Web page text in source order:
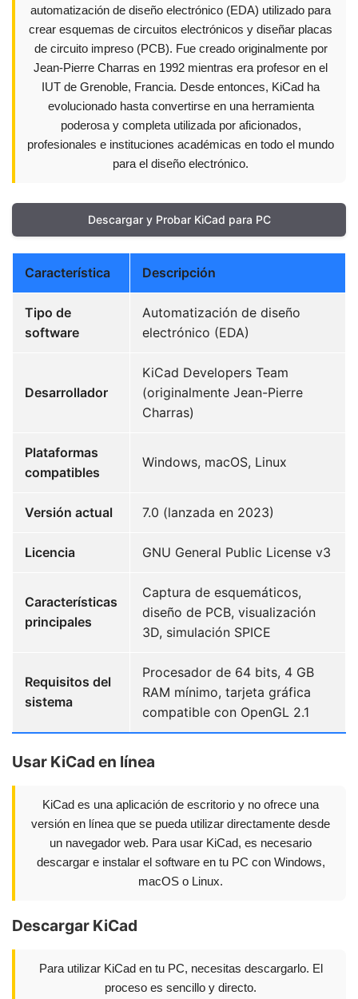
automatización de diseño electrónico (EDA) utilizado para
crear esquemas de circuitos electrónicos y diseñar placas
de circuito impreso (PCB). Fue creado originalmente por
Jean-Pierre Charras en 1992 mientras era profesor en el
IUT de Grenoble, Francia. Desde entonces, KiCad ha
evolucionado hasta convertirse en una herramienta
poderosa y completa utilizada por aficionados,
profesionales e instituciones académicas en todo el mundo
para el diseño electrónico.
Descargar y Probar KiCad para PC
Característica Descripción
Tipo de
software
Automatización de diseño
electrónico (EDA)
Desarrollador
KiCad Developers Team
(originalmente Jean-Pierre
Charras)
Plataformas
compatibles
Windows, macOS, Linux
Versión actual 7.0 (lanzada en 2023)
Licencia GNU General Public License v3
Características
principales
Captura de esquemáticos,
diseño de PCB, visualización
3D, simulación SPICE
Requisitos del
sistema
Procesador de 64 bits, 4 GB
RAM mínimo, tarjeta gráfica
compatible con OpenGL 2.1
Usar KiCad en línea
KiCad es una aplicación de escritorio y no ofrece una
versión en línea que se pueda utilizar directamente desde
un navegador web. Para usar KiCad, es necesario
descargar e instalar el software en tu PC con Windows,
macOS o Linux.
Descargar KiCad
Para utilizar KiCad en tu PC, necesitas descargarlo. El
proceso es sencillo y directo.